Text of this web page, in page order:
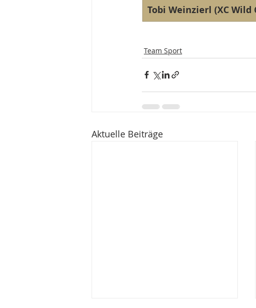
Tobi Weinzierl (XC Wild
Team Sport
Aktuelle Beiträge